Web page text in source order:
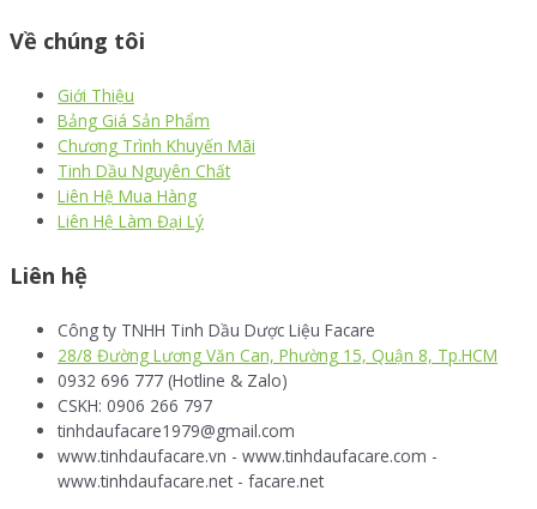
Về chúng tôi
Giới Thiệu
Bảng Giá Sản Phẩm
Chương Trình Khuyến Mãi
Tinh Dầu Nguyên Chất
Liên Hệ Mua Hàng
Liên Hệ Làm Đại Lý
Liên hệ
Công ty TNHH Tinh Dầu Dược Liệu Facare
28/8 Đường Lương Văn Can, Phường 15, Quận 8, Tp.HCM
0932 696 777 (Hotline & Zalo)
CSKH: 0906 266 797
tinhdaufacare1979@gmail.com
www.tinhdaufacare.vn - www.tinhdaufacare.com -
www.tinhdaufacare.net - facare.net